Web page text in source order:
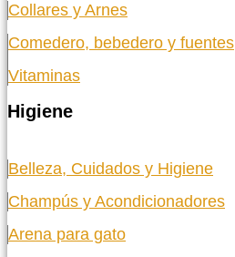
Collares y Arnes
Comedero, bebedero y fuentes
Vitaminas
Higiene
Belleza, Cuidados y Higiene
Champús y Acondicionadores
Arena para gato